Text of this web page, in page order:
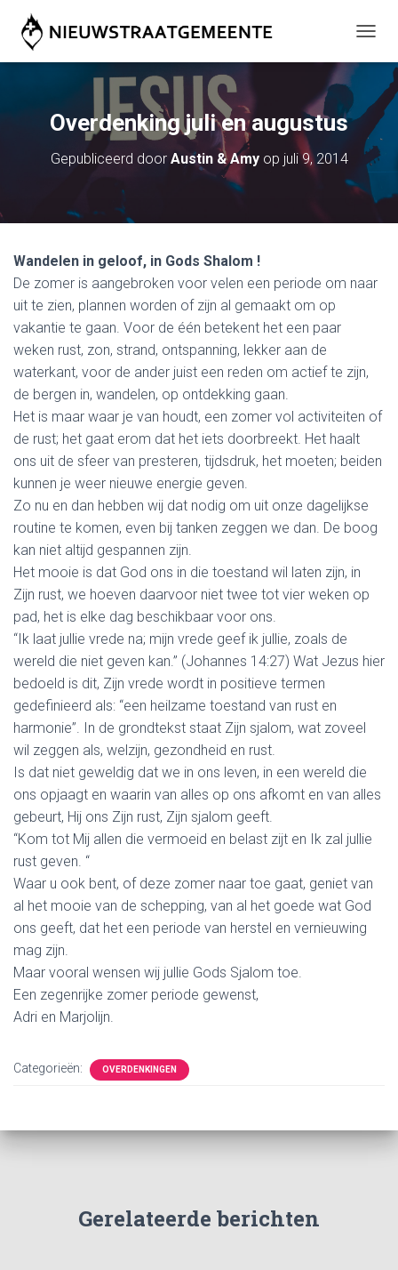
O
L
N
A
V
E
Overdenking juli en augustus
Gepubliceerd door Austin & Amyop juli 9, 2014
Wandelen in geloof, in Gods Shalom !
De zomer is aangebroken voor velen een periode om naar
uit te zien, plannen worden of zijn al gemaakt om op
vakantie te gaan. Voor de één betekent het een paar
weken rust, zon, strand, ontspanning, lekker aan de
waterkant, voor de ander juist een reden om actief te zijn,
de bergen in, wandelen, op ontdekking gaan.
Het is maar waar je van houdt, een zomer vol activiteiten of
de rust; het gaat erom dat het iets doorbreekt. Het haalt
ons uit de sfeer van presteren, tijdsdruk, het moeten; beiden
kunnen je weer nieuwe energie geven.
Zo nu en dan hebben wij dat nodig om uit onze dagelijkse
routine te komen, even bij tanken zeggen we dan. De boog
kan niet altijd gespannen zijn.
Het mooie is dat God ons in die toestand wil laten zijn, in
Zijn rust, we hoeven daarvoor niet twee tot vier weken op
pad, het is elke dag beschikbaar voor ons.
“Ik laat jullie vrede na; mijn vrede geef ik jullie, zoals de
wereld die niet geven kan.” (Johannes 14:27) Wat Jezus hier
bedoeld is dit, Zijn vrede wordt in positieve termen
gedefinieerd als: “een heilzame toestand van rust en
harmonie”. In de grondtekst staat Zijn sjalom, wat zoveel
wil zeggen als, welzijn, gezondheid en rust.
Is dat niet geweldig dat we in ons leven, in een wereld die
ons opjaagt en waarin van alles op ons afkomt en van alles
gebeurt, Hij ons Zijn rust, Zijn sjalom geeft.
“Kom tot Mij allen die vermoeid en belast zijt en Ik zal jullie
rust geven. “
Waar u ook bent, of deze zomer naar toe gaat, geniet van
al het mooie van de schepping, van al het goede wat God
ons geeft, dat het een periode van herstel en vernieuwing
mag zijn.
Maar vooral wensen wij jullie Gods Sjalom toe.
Een zegenrijke zomer periode gewenst,
Adri en Marjolijn.
Categorieën: OVERDENKINGEN
Gerelateerde berichten